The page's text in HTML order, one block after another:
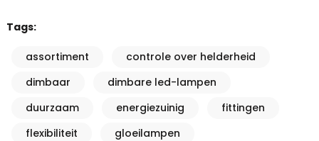
Tags:
assortiment
controle over helderheid
dimbaar
dimbare led-lampen
duurzaam
energiezuinig
fittingen
flexibiliteit
gloeilampen